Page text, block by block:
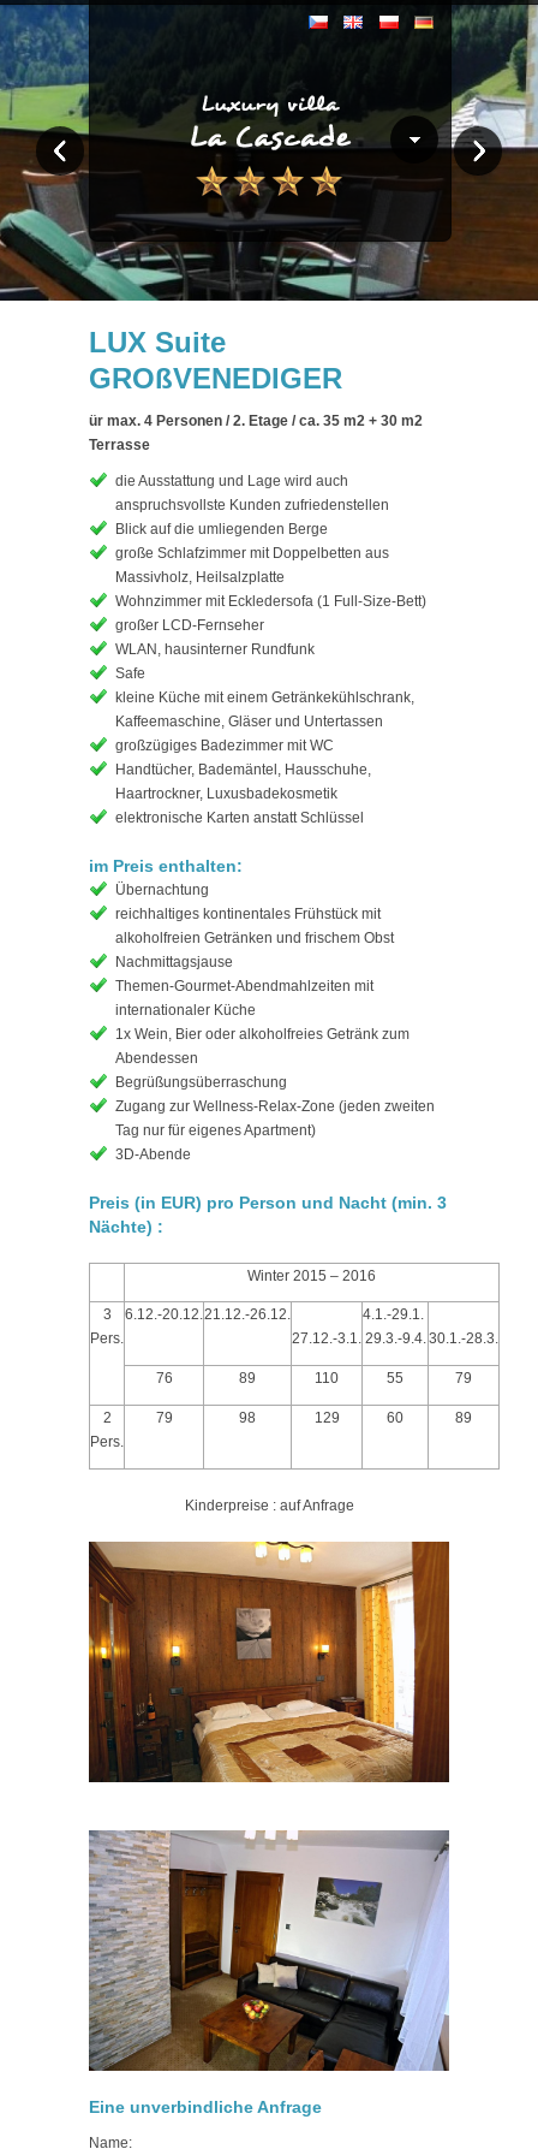
LUX Suite
GROßVENEDIGER
ür max. 4 Personen / 2. Etage / ca. 35 m2 + 30 m2
Terrasse
die Ausstattung und Lage wird auch
anspruchsvollste Kunden zufriedenstellen
Blick auf die umliegenden Berge
große Schlafzimmer mit Doppelbetten aus
Massivholz, Heilsalzplatte
Wohnzimmer mit Eckledersofa (1 Full-Size-Bett)
großer LCD-Fernseher
WLAN, hausinterner Rundfunk
Safe
kleine Küche mit einem Getränkekühlschrank,
Kaffeemaschine, Gläser und Untertassen
großzügiges Badezimmer mit WC
Handtücher, Bademäntel, Hausschuhe,
Haartrockner, Luxusbadekosmetik
elektronische Karten anstatt Schlüssel
im Preis enthalten:
Übernachtung
reichhaltiges kontinentales Frühstück mit
alkoholfreien Getränken und frischem Obst
Nachmittagsjause
Themen-Gourmet-Abendmahlzeiten mit
internationaler Küche
1x Wein, Bier oder alkoholfreies Getränk zum
Abendessen
Begrüßungsüberraschung
Zugang zur Wellness-Relax-Zone (jeden zweiten
Tag nur für eigenes Apartment)
3D-Abende
Preis (in EUR) pro Person und Nacht (min. 3
Nächte) :
Winter 2015 – 2016
3
Pers.
6.12.-20.12.21.12.-26.12.
27.12.-3.1.
4.1.-29.1.
29.3.-9.4.30.1.-28.3.
76 89 110 55 79
2
Pers.
79 98 129 60 89
Kinderpreise : auf Anfrage
Eine unverbindliche Anfrage
Name: